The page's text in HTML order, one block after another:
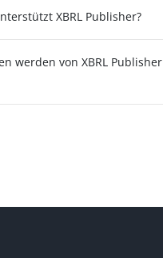
XBRL Publisher?
werden von XBRL Publisher